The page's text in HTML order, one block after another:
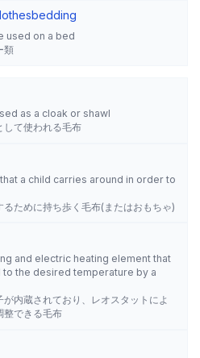
bedding
used on a bed
類
as a cloak or shawl
して使われる毛布
a child carries around in order to
ために持ち歩く毛布(またはおもちゃ)
and electric heating element that
to the desired temperature by a
内蔵されており、レオスタットによ
整できる毛布